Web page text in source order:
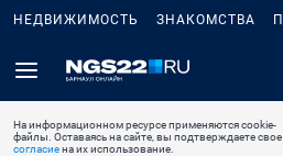
НЕДВИЖИМОСТЬ ЗНАКОМСТВА
На информационном ресурсе применяются cookie-
файлы. Оставаясь на сайте, вы подтверждаете свое
согласиена их использование.